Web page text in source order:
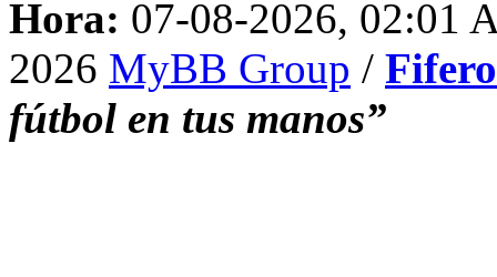
Hora: 07-08-2026, 02:01
2026 MyBB Group /
fútbol en tus manos”